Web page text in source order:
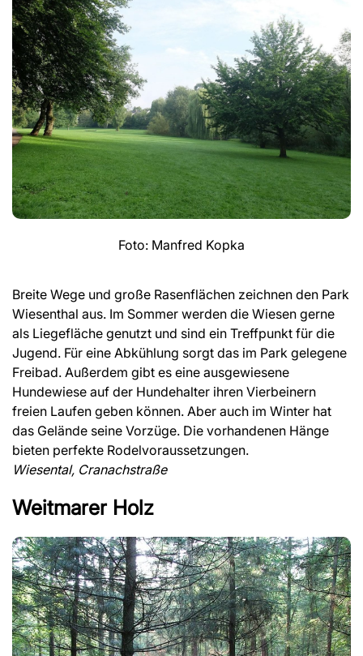
Foto: Manfred Kopka
Breite Wege und große Rasenflächen zeichnen den Park
Wiesenthal aus. Im Sommer werden die Wiesen gerne
als Liegefläche genutzt und sind ein Treffpunkt für die
Jugend. Für eine Abkühlung sorgt das im Park gelegene
Freibad. Außerdem gibt es eine ausgewiesene
Hundewiese auf der Hundehalter ihren Vierbeinern
freien Laufen geben können. Aber auch im Winter hat
das Gelände seine Vorzüge. Die vorhandenen Hänge
bieten perfekte Rodelvoraussetzungen.
Wiesental, Cranachstraße
Weitmarer Holz